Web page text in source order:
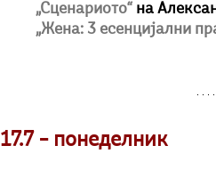
„Сценариото“ на
„Жена: 3 есенцијални
17.7 – понеделник